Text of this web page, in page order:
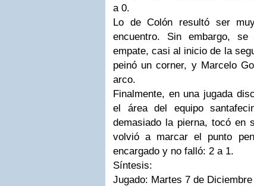
a 0.
Lo de Colón resultó ser
encuentro. Sin embargo,
empate, casi al inicio de la
peinó un corner, y Marcelo
arco.
Finalmente, en una jugada
el área del equipo
demasiado la pierna, tocó en
volvió a marcar el punto
encargado y no falló: 2 a 1.
Síntesis:
Jugado: Martes 7 de Diciembre